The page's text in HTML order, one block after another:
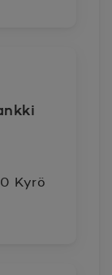
Kyrö